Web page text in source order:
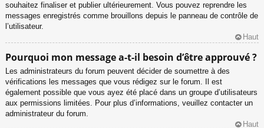
souhaitez finaliser et publier ultérieurement. Vous pouvez reprendre les
messages enregistrés comme brouillons depuis le panneau de contrôle de
l’utilisateur.
Haut
Pourquoi mon message a-t-il besoin d’être approuvé ?
Les administrateurs du forum peuvent décider de soumettre à des
vérifications les messages que vous rédigez sur le forum. Il est
également possible que vous ayez été placé dans un groupe d’utilisateurs
aux permissions limitées. Pour plus d’informations, veuillez contacter un
administrateur du forum.
Haut